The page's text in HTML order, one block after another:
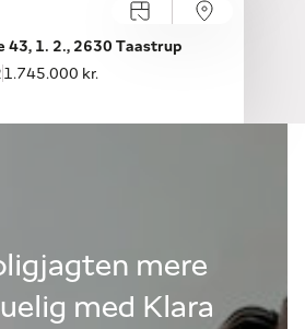
tilmelding
43, 1. 2., 2630 Taastrup
1.745.000 kr.
mere
med Klara